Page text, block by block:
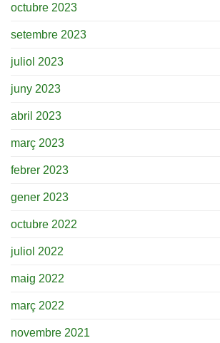
octubre 2023
setembre 2023
juliol 2023
juny 2023
abril 2023
març 2023
febrer 2023
gener 2023
octubre 2022
juliol 2022
maig 2022
març 2022
novembre 2021